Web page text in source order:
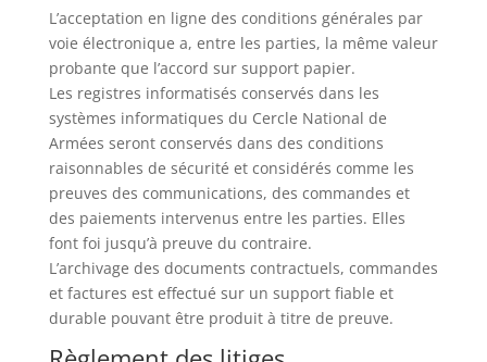
L’acceptation en ligne des conditions générales par
voie électronique a, entre les parties, la même valeur
probante que l’accord sur support papier.
Les registres informatisés conservés dans les
systèmes informatiques du Cercle National de
Armées seront conservés dans des conditions
raisonnables de sécurité et considérés comme les
preuves des communications, des commandes et
des paiements intervenus entre les parties. Elles
font foi jusqu’à preuve du contraire.
L’archivage des documents contractuels, commandes
et factures est effectué sur un support fiable et
durable pouvant être produit à titre de preuve.